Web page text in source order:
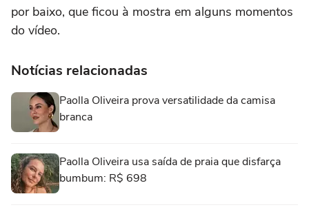
por baixo, que ficou à mostra em alguns momentos
do vídeo.
Notícias relacionadas
Paolla Oliveira prova versatilidade da camisa
branca
Paolla Oliveira usa saída de praia que disfarça
bumbum: R$ 698